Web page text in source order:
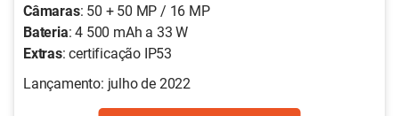
Câmaras: 50 + 50 MP / 16 MP
Bateria: 4 500 mAh a 33 W
Extras: certificação IP53
Lançamento: julho de 2022